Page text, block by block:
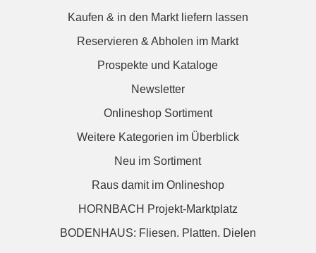
Kaufen & in den Markt liefern lassen
Reservieren & Abholen im Markt
Prospekte und Kataloge
Newsletter
Onlineshop Sortiment
Weitere Kategorien im Überblick
Neu im Sortiment
Raus damit im Onlineshop
HORNBACH Projekt-Marktplatz
BODENHAUS: Fliesen. Platten. Dielen